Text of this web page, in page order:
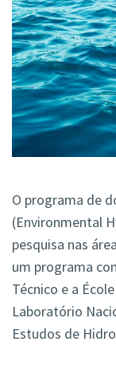
O programa de
(Environmental
pesquisa nas
um programa
Técnico e a
Laboratório
Estudos de